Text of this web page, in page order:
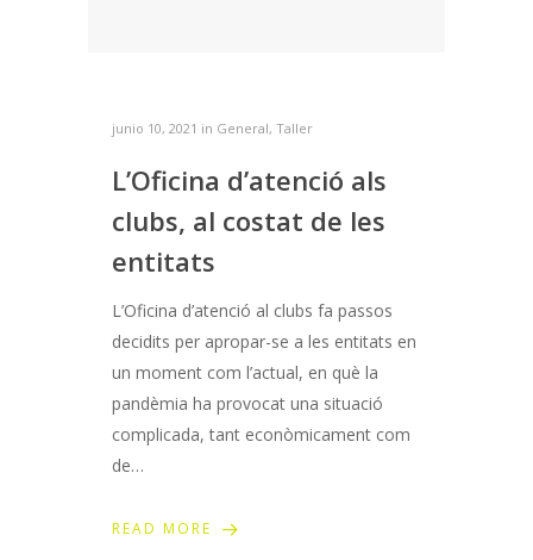
junio 10, 2021 in General, Taller
L’Oficina d’atenció als
clubs, al costat de les
entitats
L’Oficina d’atenció al clubs fa passos
decidits per apropar-se a les entitats en
un moment com l’actual, en què la
pandèmia ha provocat una situació
complicada, tant econòmicament com
de…
READ MORE